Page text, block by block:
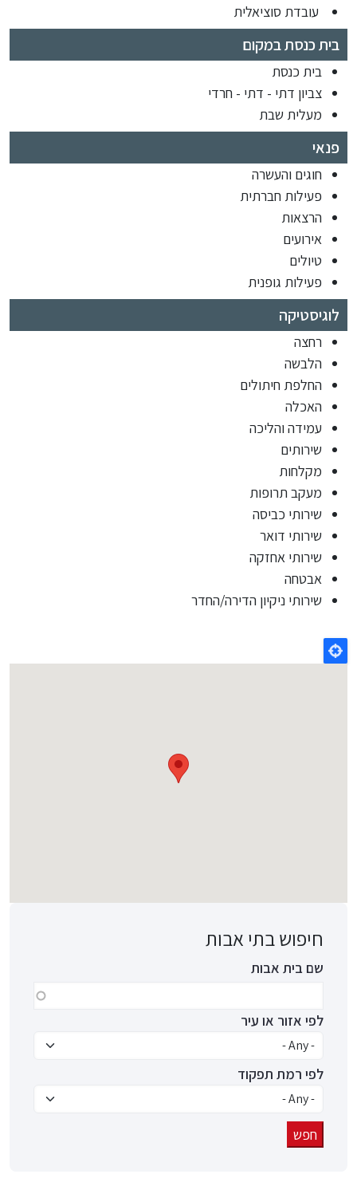
עובדת סוציאלית
בית כנסת במקום
בית כנסת
צביון דתי - דתי - חרדי
מעלית שבת
פנאי
חוגים והעשרה
פעילות חברתית
הרצאות
אירועים
טיולים
פעילות גופנית
לוגיסטיקה
רחצה
הלבשה
החלפת חיתולים
האכלה
עמידה והליכה
שירותים
מקלחות
מעקב תרופות
שירותי כביסה
שירותי דואר
שירותי אחזקה
אבטחה
שירותי ניקיון הדירה/החדר
חיפוש בתי אבות
שם בית אבות
לפי אזור או עיר
לפי רמת תפקוד